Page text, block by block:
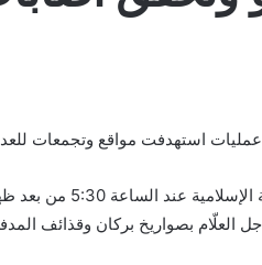
عمليات استهدفت مواقع وتجمعات
العلّام بصواريخ بركان وقذائف